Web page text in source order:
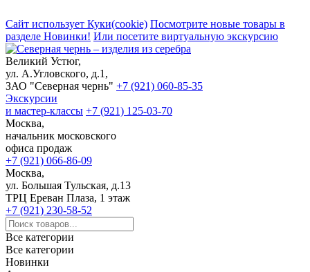
Сайт использует Куки(cookie) Посмотрите новые товары в
разделе Новинки! Или посетите виртуальную экскурсию
Великий Устюг,
ул. А.Угловского, д.1,
ЗАО "Северная чернь" +7 (921) 060-85-35
Экскурсии
и мастер-классы +7 (921) 125-03-70
Москва,
начальник московского
офиса продаж
+7 (921) 066-86-09
Москва,
ул. Большая Тульская, д.13
ТРЦ Ереван Плаза, 1 этаж
+7 (921) 230-58-52
Все категории
Все категории
Новинки